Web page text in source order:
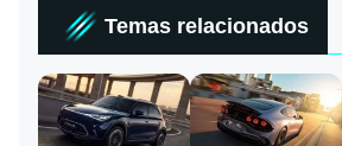
Temas relacionados